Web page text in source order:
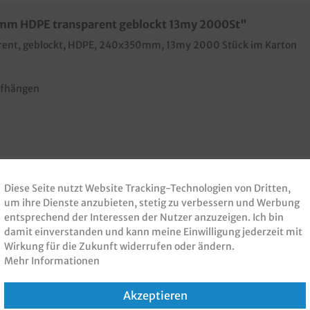
HDPE transparent geblockt 13my 2000St"
geblockt, HDPE, 240x350mm, 13my 2000 Stück im Karton
GEKAUFT
Diese Seite nutzt Website Tracking-Technologien von Dritten,
um ihre Dienste anzubieten, stetig zu verbessern und Werbung
entsprechend der Interessen der Nutzer anzuzeigen. Ich bin
damit einverstanden und kann meine Einwilligung jederzeit mit
Wirkung für die Zukunft widerrufen oder ändern.
Mehr Informationen
Akzeptieren